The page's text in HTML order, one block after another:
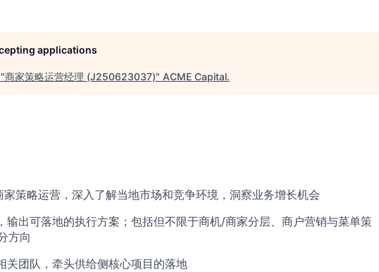
applications
商家策略运营经理 (J250623037)" ACME Capital.
家策略运营，深入了解当地市场和竞争环境，洞察业务增长机会
输出可落地的执行方案；包括但不限于商机/商家分层、商户营销与菜单策
方向
关团队，牵头供给侧核心项目的落地